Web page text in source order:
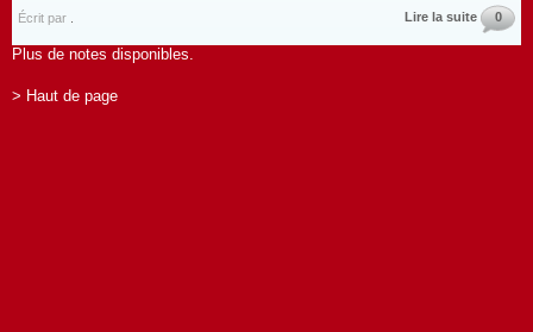
Écrit par Lire la suite 0
Plus de notes disponibles.
> Haut de page